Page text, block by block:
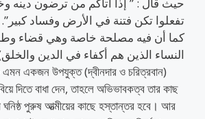
تفعلوا تكن فتنة في الأرض وفساد كبير”.
كما أن فيه مصلحة خاصة وهي قضاء
النساء الذين هم أكفاء في الدين
একজন উপযুক্ত (দ্বীনদার ও চরিত্রবান)
দিতে বাধা দেন, তাহলে অভিভাবকত্ব তার কাছ
ঘনিষ্ঠ পুরুষ আত্মীয়ের কাছে হস্তান্তর হবে। আর